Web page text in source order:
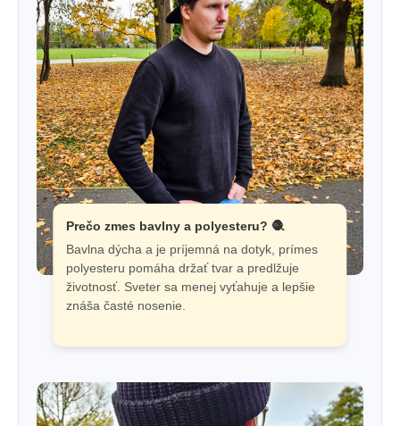
Prečo zmes bavlny a polyesteru? 🧶
Bavlna dýcha a je príjemná na dotyk, prímes
polyesteru pomáha držať tvar a predlžuje
životnosť. Sveter sa menej vyťahuje a lepšie
znáša časté nosenie.